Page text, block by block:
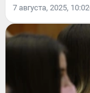
7 августа, 2025, 10:02